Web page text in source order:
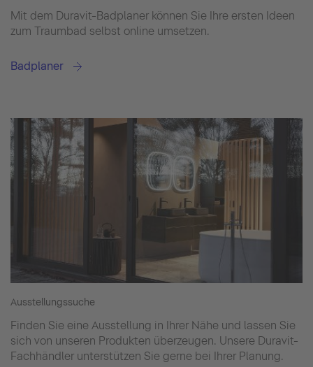
Mit dem Duravit-Badplaner können Sie Ihre ersten Ideen
zum Traumbad selbst online umsetzen.
Badplaner
Ausstellungssuche
Finden Sie eine Ausstellung in Ihrer Nähe und lassen Sie
sich von unseren Produkten überzeugen. Unsere Duravit-
Fachhändler unterstützen Sie gerne bei Ihrer Planung.